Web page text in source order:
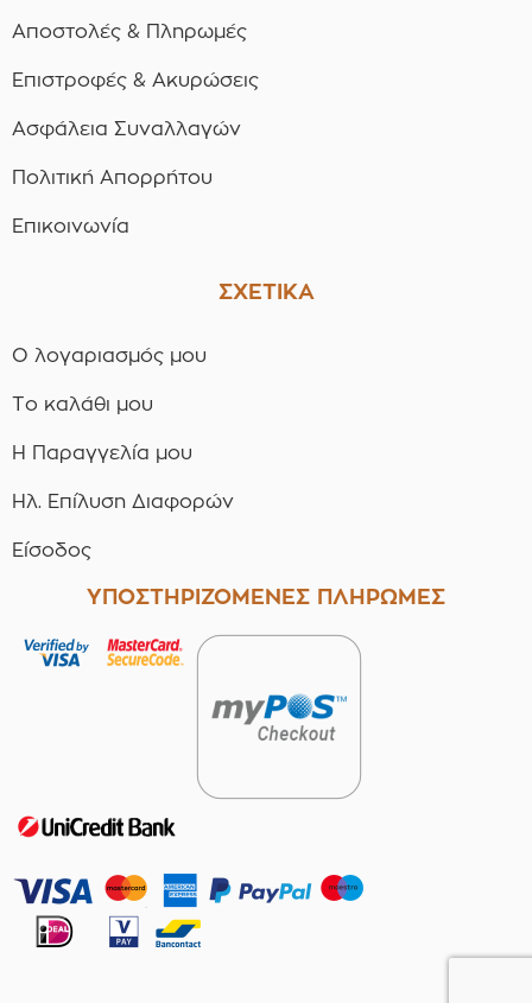
Αποστολές & Πληρωμές
Επιστροφές & Ακυρώσεις
Ασφάλεια Συναλλαγών
Πολιτική Απορρήτου
Επικοινωνία
ΣΧΕΤΙΚΑ
Ο λογαριασμός μου
Το καλάθι μου
Η Παραγγελία μου
Ηλ. Επίλυση Διαφορών
Είσοδος
ΥΠΟΣΤΗΡΙΖΟΜΕΝΕΣ ΠΛΗΡΩΜΕΣ